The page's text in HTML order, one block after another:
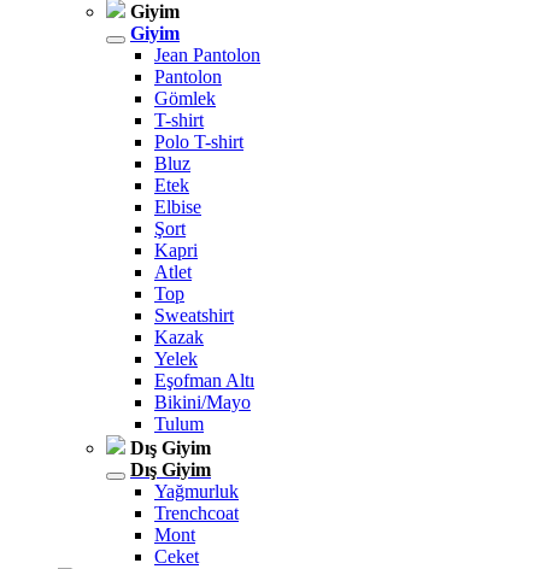
Giyim
Giyim
Jean Pantolon
Pantolon
Gömlek
T-shirt
Polo T-shirt
Bluz
Etek
Elbise
Şort
Kapri
Atlet
Top
Sweatshirt
Kazak
Yelek
Eşofman Altı
Bikini/Mayo
Tulum
Dış Giyim
Dış Giyim
Yağmurluk
Trenchcoat
Mont
Ceket